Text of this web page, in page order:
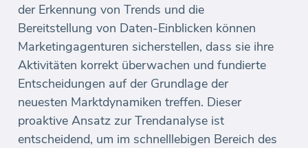
der Erkennung von Trends und die
Bereitstellung von Daten-Einblicken können
Marketingagenturen sicherstellen, dass sie ihre
Aktivitäten korrekt überwachen und fundierte
Entscheidungen auf der Grundlage der
neuesten Marktdynamiken treffen. Dieser
proaktive Ansatz zur Trendanalyse ist
entscheidend, um im schnelllebigen Bereich des